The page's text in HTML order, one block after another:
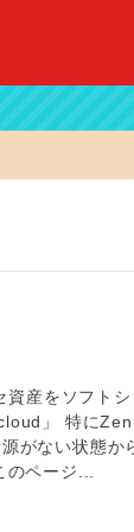
産をソフトシ
」 特に
がない状態か
ページ...